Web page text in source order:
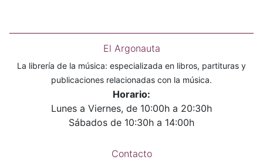
El Argonauta
La librería de la música: especializada en libros, partituras y
publicaciones relacionadas con la música.
Horario:
Lunes a Viernes, de 10:00h a 20:30h
Sábados de 10:30h a 14:00h
Contacto